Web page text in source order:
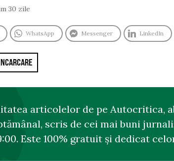
30 zile
WhatsApp Messenger LinkedIn
articolelor de pe Autocritica,
scris de cei mai buni
Este 100% gratuit și dedicat